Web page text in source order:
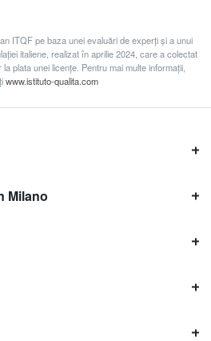
ITQF pe baza unei evaluări de experți și a unui
italiene, realizat în aprilie 2024, care a colectat
plata unei licențe. Pentru mai multe informații,
www.istituto-qualita.com
Milano